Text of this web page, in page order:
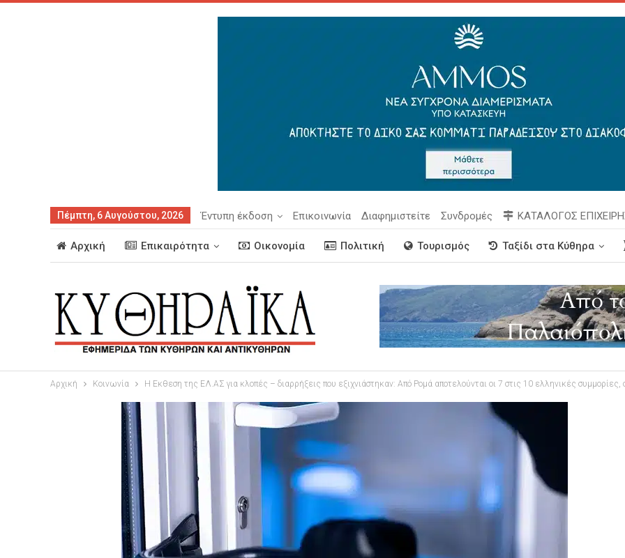
Πέμπτη, 6 Αυγούστου, 2026 Έντυπη έκδοση Επικοινωνία Διαφημιστείτε Συνδρομές ΚΑΤΑΛΟΓΟΣ
Αρχική Επικαιρότητα Οικονομία Πολιτική Τουρισμός Ταξίδι στα Κύθηρα
Αρχική Κοινωνία Η Εκθεση της ΕΛ.ΑΣ για κλοπές – διαρρήξεις που εξιχνιάστηκαν: Από Ρομά αποτελούνται οι 7 στις 10 ελληνικές συμμορίες,